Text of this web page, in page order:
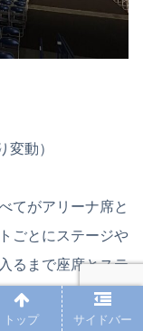
変動）
てがアリーナ席と
ごとにステージや
るまで座席とステ
より座席数は異な
きるほどの広さと
トップ サイドバー